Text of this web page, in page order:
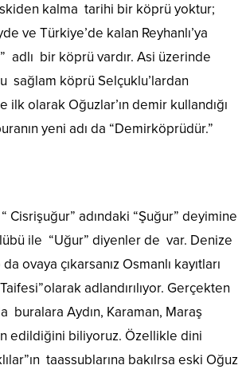
kalma tarihi bir köprü yoktur;
ve Türkiye’de kalan Reyhanlı’ya
adlı bir köprü vardır. Asi üzerinde
sağlam köprü Selçuklu’lardan
ilk olarak Oğuzlar’ın demir kullandığı
yeni adı da “Demirköprüdür.”
Cisrişuğur” adındaki “Şuğur” deyimine
ile “Uğur” diyenler de var. Denize
da ovaya çıkarsanız Osmanlı kayıtları
adlandırılıyor. Gerçekten
buralara Aydın, Karaman, Maraş
edildiğini biliyoruz. Özellikle dini
taassublarına bakılrsa eski Oğuz